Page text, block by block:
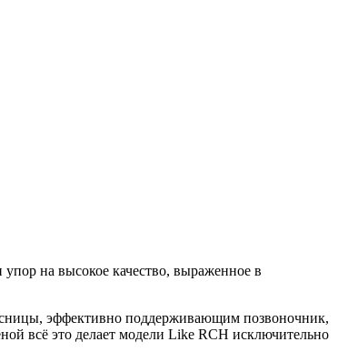
на высокое качество, выраженное в
эффективно поддерживающим позвоночник,
всё это делает модели Like RCH исключительно